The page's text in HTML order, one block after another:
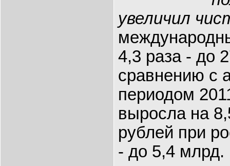
увеличил
4,3 раза - до
сравнению с
периодом
выросла на
рублей при
- до 5,4 млрд.